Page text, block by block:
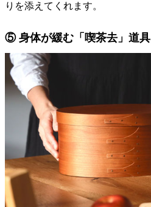
りを添えてくれます。
⑤ 身体が緩む「喫茶去」道具